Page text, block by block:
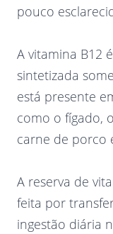
pouco
A vitamina B12
sintetizada
está presente
como o fígado,
carne de porco
A reserva de
feita por
ingestão diária